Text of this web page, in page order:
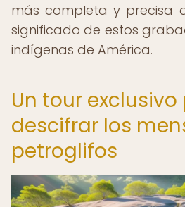
más completa y precisa
significado de estos
indígenas de América.
Un tour exclusivo
descifrar los
petroglifos